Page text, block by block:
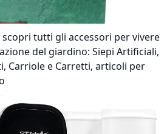
scopri tutti gli accessori per vivere
del giardino: Siepi Artificiali,
Carriole e Carretti, articoli per